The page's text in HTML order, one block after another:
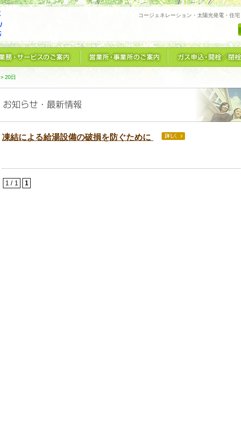
コージェネレーション・太陽光発電・住
> 20日
凍結による給湯設備の破損を防ぐために
1 / 1 1